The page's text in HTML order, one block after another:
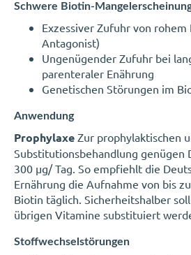
Schwere Biotin-
Exzessiver Zufuhr von
Antagonist)
Ungenügender Zufuhr bei
parenteraler Enährung
Genetischen Störungen im
Anwendung
Prophylaxe Zur prophylaktischen
Substitutionsbehandlung genügen
300 µg/ Tag. So empfiehlt die
Ernährung die Aufnahme von bis
Biotin täglich. Sicherheitshalber
übrigen Vitamine substituiert
Stoffwechselstörungen